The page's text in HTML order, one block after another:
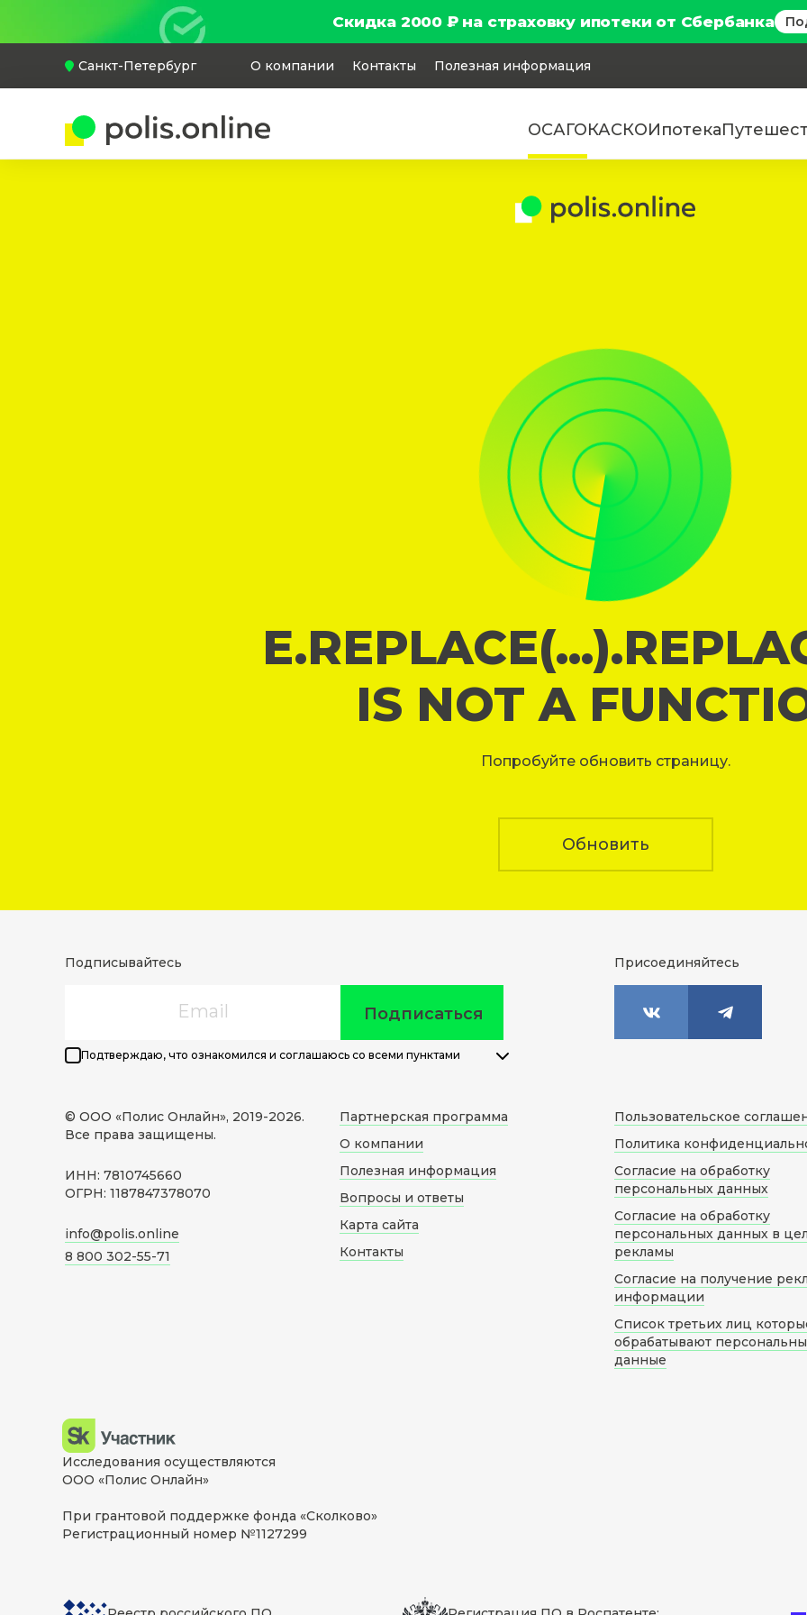
Скидка 2000 ₽ на страховку ипотеки от Сбербанка
Санкт-Петербург О компании Контакты Полезная информация
ОСАГОКАСКОИпотека
IS NOT A
Попробуйте обновить страницу.
Обновить
Подписывайтесь
Подписаться
Подтверждаю, что ознакомился и соглашаюсь со всеми пунктами
Присоединяйтесь
© ООО «Полис Онлайн», 2019-2026.
Все права защищены.
ИНН: 7810745660
ОГРН: 1187847378070
info@polis.online
8 800 302-55-71
Партнерская программа
О компании
Полезная информация
Вопросы и ответы
Карта сайта
Контакты
Пользовательское
Политика
Согласие на обработку
персональных данных
Согласие на обработку
персональных данных в
рекламы
Согласие на получение
информации
Список третьих лиц
обрабатывают
данные
Исследования осуществляются
ООО «Полис Онлайн»
При грантовой поддержке фонда «Сколково»
Регистрационный номер №1127299